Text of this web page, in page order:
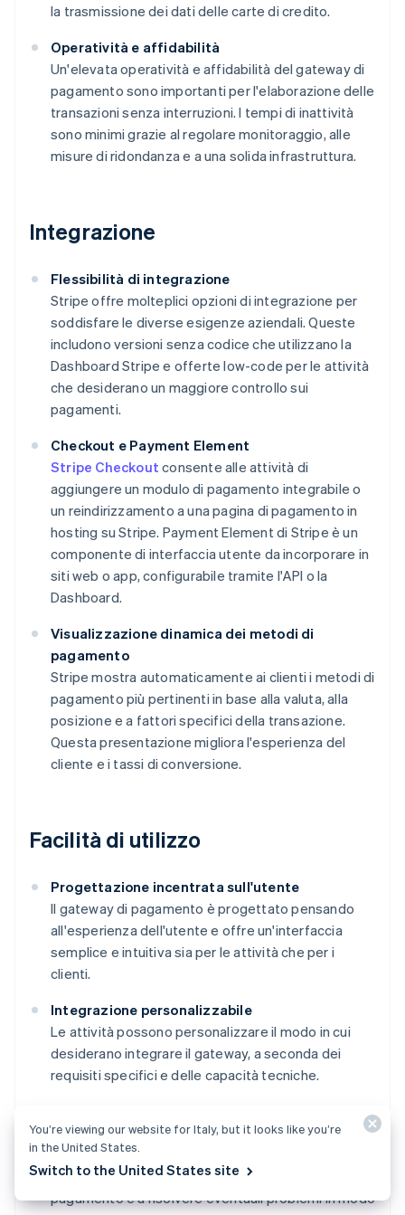
la trasmissione dei dati delle carte di credito​.
Operatività e affidabilità
Un'elevata operatività e affidabilità del gateway di
pagamento sono importanti per l'elaborazione delle
transazioni senza interruzioni. I tempi di inattività
sono minimi grazie al regolare monitoraggio, alle
misure di ridondanza e a una solida infrastruttura​.
Integrazione
Flessibilità di integrazione
Stripe offre molteplici opzioni di integrazione per
soddisfare le diverse esigenze aziendali. Queste
includono versioni senza codice che utilizzano la
Dashboard Stripe e offerte low-code per le attività
che desiderano un maggiore controllo sui
pagamenti.
Checkout e Payment Element
Stripe Checkout consente alle attività di
aggiungere un modulo di pagamento integrabile o
un reindirizzamento a una pagina di pagamento in
hosting su Stripe. Payment Element di Stripe è un
componente di interfaccia utente da incorporare in
siti web o app, configurabile tramite l'API o la
Dashboard.
Visualizzazione dinamica dei metodi di
pagamento
Stripe mostra automaticamente ai clienti i metodi di
pagamento più pertinenti in base alla valuta, alla
posizione e a fattori specifici della transazione.
Questa presentazione migliora l'esperienza del
cliente e i tassi di conversione.
Facilità di utilizzo
Progettazione incentrata sull'utente
Il gateway di pagamento è progettato pensando
all'esperienza dell'utente e offre un'interfaccia
semplice e intuitiva sia per le attività che per i
clienti.
Integrazione personalizzabile
Le attività possono personalizzare il modo in cui
desiderano integrare il gateway, a seconda dei
requisiti specifici e delle capacità tecniche.
Stripe fornisce documentazione dettagliata e
assistenza completa per aiutare le attività a
perfezionare la configurazione del gateway di
pagamento e a risolvere eventuali problemi in modo
You’re viewing our website for Italy, but it looks like you’re
in the United States.
Switch to the United States site